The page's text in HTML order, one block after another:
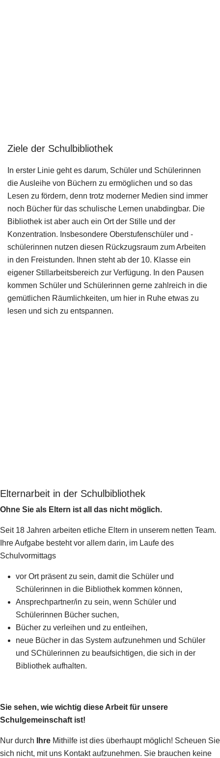
Ziele der Schulbibliothek
In erster Linie geht es darum, Schüler und Schülerinnen
die Ausleihe von Büchern zu ermöglichen und so das
Lesen zu fördern, denn trotz moderner Medien sind immer
noch Bücher für das schulische Lernen unabdingbar. Die
Bibliothek ist aber auch ein Ort der Stille und der
Konzentration. Insbesondere Oberstufenschüler und -
schülerinnen nutzen diesen Rückzugsraum zum Arbeiten
in den Freistunden. Ihnen steht ab der 10. Klasse ein
eigener Stillarbeitsbereich zur Verfügung. In den Pausen
kommen Schüler und Schülerinnen gerne zahlreich in die
gemütlichen Räumlichkeiten, um hier in Ruhe etwas zu
lesen und sich zu entspannen.
Elternarbeit in der Schulbibliothek
Ohne Sie als Eltern ist all das nicht möglich.
Seit 18 Jahren arbeiten etliche Eltern in unserem netten Team.
Ihre Aufgabe besteht vor allem darin, im Laufe des
Schulvormittags
vor Ort präsent zu sein, damit die Schüler und
Schülerinnen in die Bibliothek kommen können,
Ansprechpartner/in zu sein, wenn Schüler und
Schülerinnen Bücher suchen,
Bücher zu verleihen und zu entleihen,
neue Bücher in das System aufzunehmen und Schüler
und SChülerinnen zu beaufsichtigen, die sich in der
Bibliothek aufhalten.
Sie sehen, wie wichtig diese Arbeit für unsere
Schulgemeinschaft ist!
Nur durch Ihre Mithilfe ist dies überhaupt möglich! Scheuen Sie
sich nicht, mit uns Kontakt aufzunehmen. Sie brauchen keine